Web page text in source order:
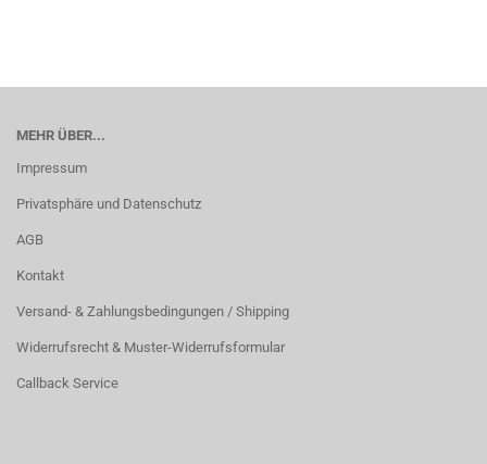
MEHR ÜBER...
Impressum
Privatsphäre und Datenschutz
AGB
Kontakt
Versand- & Zahlungsbedingungen / Shipping
Widerrufsrecht & Muster-Widerrufsformular
Callback Service